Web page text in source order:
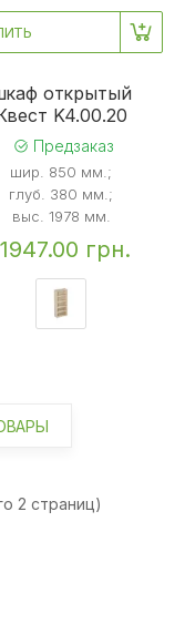
открытый
K4.00.20
Предзаказ
шир. 850 мм.;
глуб. 380 мм.;
выс. 1978 мм.
грн.
2 страниц)